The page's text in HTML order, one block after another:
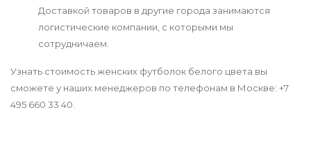
Доставкой товаров в другие города занимаются
логистические компании, с которыми мы
сотрудничаем.
Узнать стоимость женских футболок белого цвета вы
сможете у наших менеджеров по телефонам в Москве: +7
495 660 33 40.